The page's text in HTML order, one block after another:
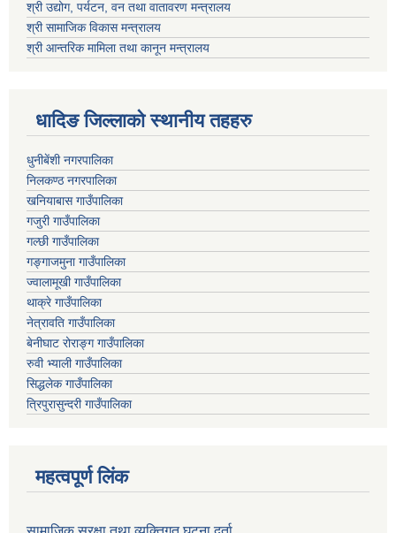
श्री उद्योग, पर्यटन, वन तथा वातावरण मन्त्रालय
श्री सामाजिक विकास मन्त्रालय
श्री आन्तरिक मामिला तथा कानून मन्त्रालय
धादिङ जिल्लाकाे स्थानीय तहहरु
धुनीबेंशी नगरपालिका
निलकण्ठ नगरपालिका
खनियाबास गाउँपालिका
गजुरी गाउँपालिका
गल्छी गाउँपालिका
गङ्गाजमुना गाउँपालिका
ज्वालामूखी गाउँपालिका
थाक्रे गाउँपालिका
नेत्रावति गाउँपालिका
बेनीघाट रोराङ्ग गाउँपालिका
रुवी भ्याली गाउँपालिका
सिद्धलेक गाउँपालिका
त्रिपुरासुन्दरी गाउँपालिका
महत्वपूर्ण लिंक